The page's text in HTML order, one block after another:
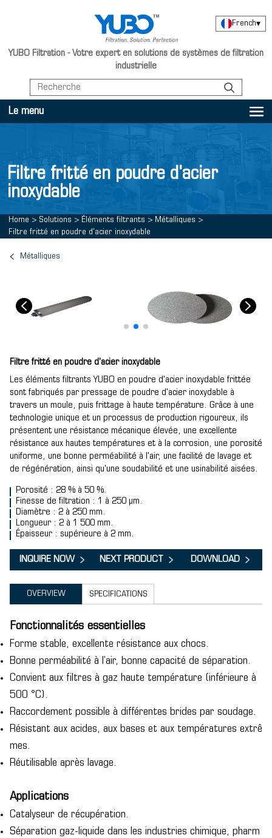
YUBO Filtration - Votre expert en solutions de systèmes de filtration
industrielle
French▾
Le menu
Filtre fritté en poudre d'acier
inoxydable
Home > Solutions > Éléments filtrants > Métalliques >
Filtre fritté en poudre d'acier inoxydable
Métalliques
Filtre fritté en poudre d'acier inoxydable
Les éléments filtrants YUBO en poudre d'acier inoxydable frittée
sont fabriqués par pressage de poudre d'acier inoxydable à
travers un moule, puis frittage à haute température. Grâce à une
technologie unique et un processus de production rigoureux, ils
présentent une résistance mécanique élevée, une excellente
résistance aux hautes températures et à la corrosion, une porosité
uniforme, une bonne perméabilité à l'air, une facilité de lavage et
de régénération, ainsi qu'une soudabilité et une usinabilité aisées.
Porosité : 28 % à 50 %.
Finesse de filtration : 1 à 250 µm.
Diamètre : 2 à 250 mm.
Longueur : 2 à 1 500 mm.
Épaisseur : supérieure à 2 mm.
INQUIRE NOW NEXT PRODUCT DOWNLOAD
OVERVIEW SPECIFICATIONS
Fonctionnalités essentielles
Forme stable, excellente résistance aux chocs.
Bonne perméabilité à l'air, bonne capacité de séparation.
Convient aux filtres à gaz haute température (inférieure à
500 °C).
Raccordement possible à différentes brides par soudage.
Résistant aux acides, aux bases et aux températures extrê
mes.
Réutilisable après lavage.
Applications
Catalyseur de récupération.
Séparation gaz-liquide dans les industries chimique, pharm